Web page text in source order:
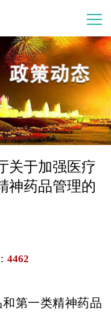
关于加强医疗
神药品管理的
4462
第一类精神药品